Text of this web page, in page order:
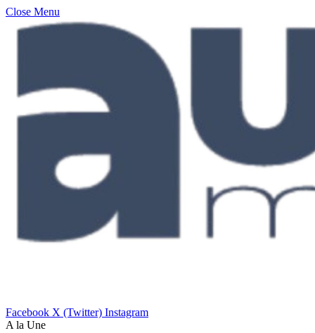
Close Menu
Facebook X (Twitter) Instagram
A la Une